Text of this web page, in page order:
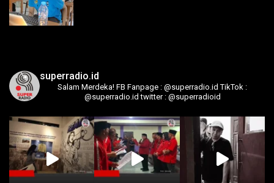
superradio.id
Salam Merdeka! FB Fanpage : @superradio.id TikTok :
@superradio.id twitter : @superradioid